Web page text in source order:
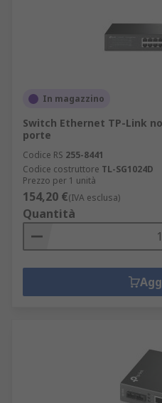
In magazzino
Switch Ethernet TP-Link
porte
Codice RS 255-8441
Codice costruttore TL-SG1024D
Prezzo per 1 unità
154,20 €(IVA esclusa)
Quantità